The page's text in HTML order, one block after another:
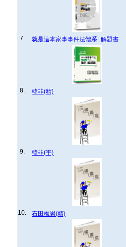
7. 就是這本家事事件法體系+解題書
8. 韓非(精)
9. 韓非(平)
10. 石田梅岩(精)